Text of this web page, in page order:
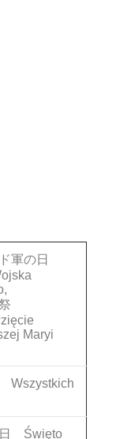
軍の日
祭
Maryi
Wszystkich
Święto